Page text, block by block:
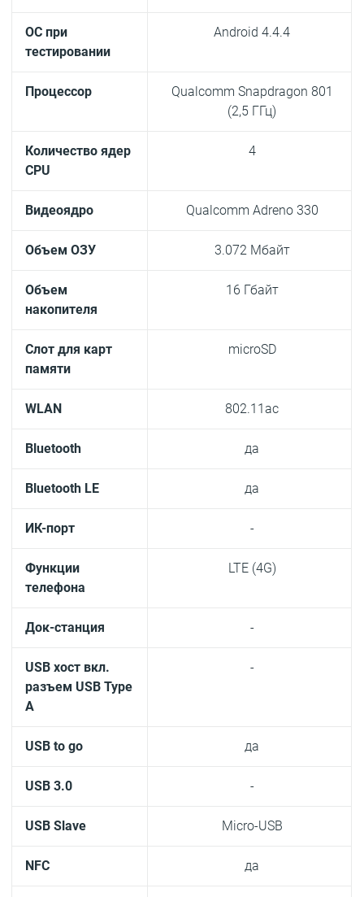
ОС при
тестировании
Android 4.4.4
Процессор
Qualcomm Snapdragon 801
(2,5 ГГц)
Количество ядер
CPU
4
Видеоядро Qualcomm Adreno 330
Объем ОЗУ 3.072 Мбайт
Объем
накопителя
16 Гбайт
Слот для карт
памяти
microSD
WLAN 802.11ac
Bluetooth да
Bluetooth LE да
ИК-порт -
Функции
телефона
LTE (4G)
Док-станция -
USB хост вкл.
разъем USB Type
A
-
USB to go да
USB 3.0 -
USB Slave Micro-USB
NFC да